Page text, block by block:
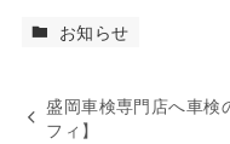
お知らせ
盛岡車検専門店へ車
フィ】